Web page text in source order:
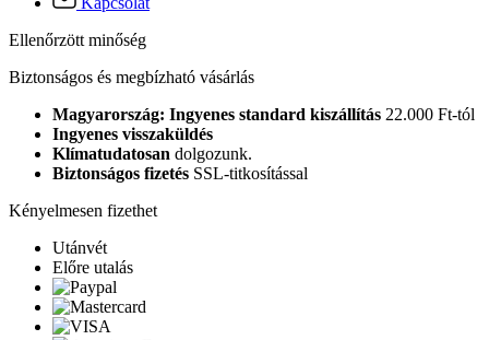
Ellenőrzött minőség
Biztonságos és megbízható vásárlás
Magyarország: Ingyenes standard kiszállítás 22.000 Ft-tól
Ingyenes visszaküldés
Klímatudatosan dolgozunk.
Biztonságos fizetés SSL-titkosítással
Kényelmesen fizethet
Utánvét
Előre utalás